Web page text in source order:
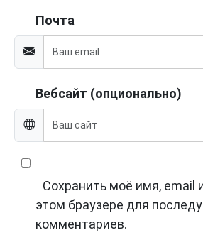
Почта
Вебсайт (опционально)
Сохранить моё имя, email
этом браузере для
комментариев.